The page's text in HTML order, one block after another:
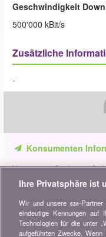
Geschwindigkeit
500'000 kBit/s
Zusätzliche
-
Konsumenten
Verpassen Sie keine
sparen. Erhalten Sie
Ratschläge und Tipps in
Versicherung,
vieles mehr...
Ihre Privatsphäre ist
Wir und unsere 638-Partner
eindeutige Kennungen
Technologien für die unter
aufgeführten Zwecke.